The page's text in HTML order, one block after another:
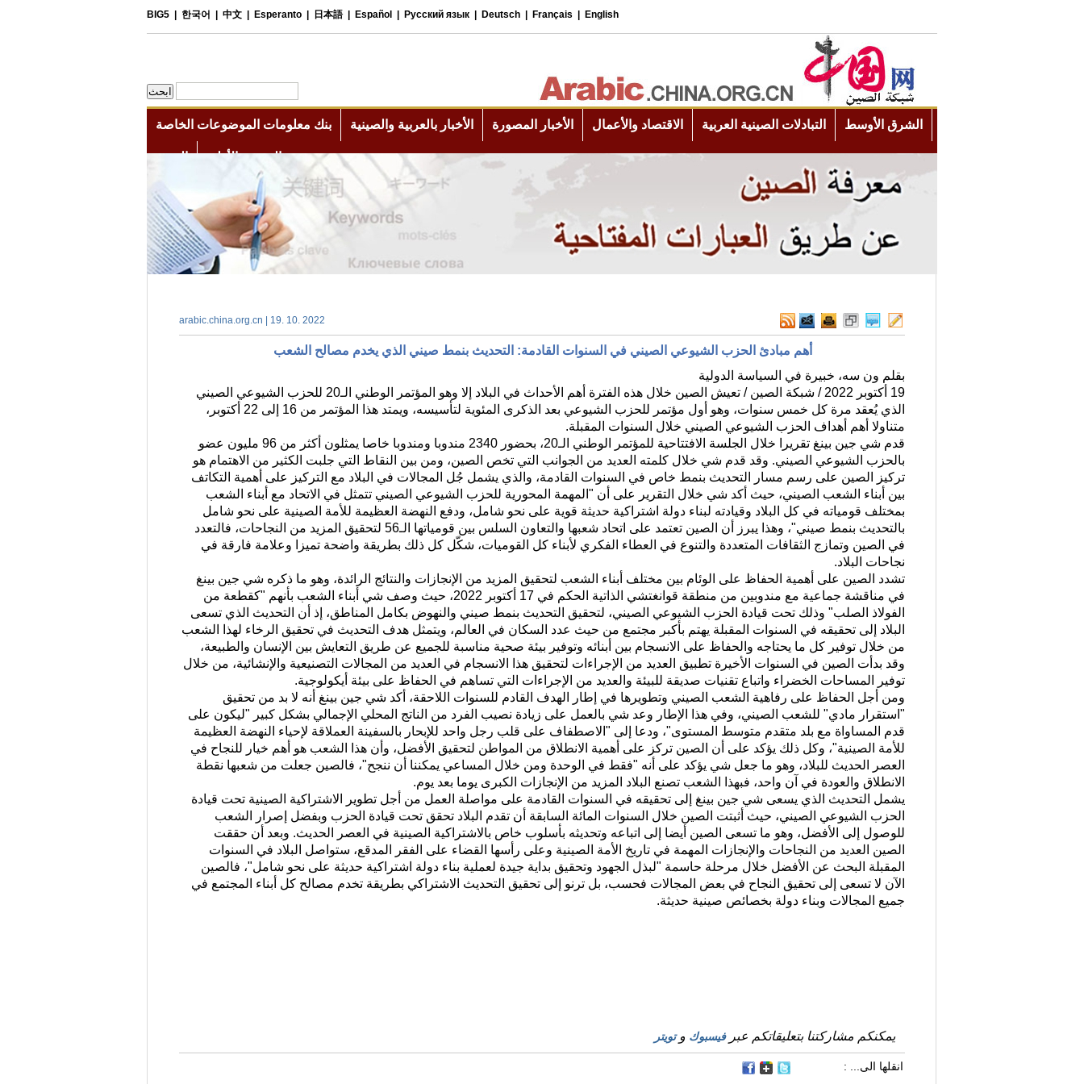
arabic.china.org.cn | 19. 10. 2022
أهم مبادئ الحزب الشيوعي الصيني في السنوات القادمة: التحديث بنمط صيني الذي يخدم مصالح الشعب
بقلم ون سه، خبيرة في السياسة الدولية
19 أكتوبر 2022 / شبكة الصين / تعيش الصين خلال هذه الفترة أهم الأحداث في البلاد إلا وهو المؤتمر الوطني الـ20 للحزب الشيوعي الصيني
الذي يُعقد مرة كل خمس سنوات، وهو أول مؤتمر للحزب الشيوعي بعد الذكرى المئوية لتأسيسه، ويمتد هذا المؤتمر من 16 إلى 22 أكتوبر،
متناولا أهم أهداف الحزب الشيوعي الصيني خلال السنوات المقبلة.
قدم شي جين بينغ تقريرا خلال الجلسة الافتتاحية للمؤتمر الوطني الـ20، بحضور 2340 مندوبا ومندوبا خاصا يمثلون أكثر من 96 مليون عضو
بالحزب الشيوعي الصيني. وقد قدم شي خلال كلمته العديد من الجوانب التي تخص الصين، ومن بين النقاط التي جلبت الكثير من الاهتمام هو
تركيز الصين على رسم مسار التحديث بنمط خاص في السنوات القادمة، والذي يشمل جُل المجالات في البلاد مع التركيز على أهمية التكاتف
بين أبناء الشعب الصيني، حيث أكد شي خلال التقرير على أن "المهمة المحورية للحزب الشيوعي الصيني تتمثل في الاتحاد مع أبناء الشعب
بمختلف قومياته في كل البلاد وقيادته لبناء دولة اشتراكية حديثة قوية على نحو شامل، ودفع النهضة العظيمة للأمة الصينية على نحو شامل
بالتحديث بنمط صيني"، وهذا يبرز أن الصين تعتمد على اتحاد شعبها والتعاون السلس بين قومياتها الـ56 لتحقيق المزيد من النجاحات، فالتعدد
في الصين وتمازج الثقافات المتعددة والتنوع في العطاء الفكري لأبناء كل القوميات، شكّل كل ذلك بطريقة واضحة تميزا وعلامة فارقة في
نجاحات البلاد.
تشدد الصين على أهمية الحفاظ على الوئام بين مختلف أبناء الشعب لتحقيق المزيد من الإنجازات والنتائج الرائدة، وهو ما ذكره شي جين بينغ
في مناقشة جماعية مع مندوبين من منطقة قوانغتشي الذاتية الحكم في 17 أكتوبر 2022، حيث وصف شي أبناء الشعب بأنهم "كقطعة من
الفولاذ الصلب" وذلك تحت قيادة الحزب الشيوعي الصيني، لتحقيق التحديث بنمط صيني والنهوض بكامل المناطق، إذ أن التحديث الذي تسعى
البلاد إلى تحقيقه في السنوات المقبلة يهتم بأكبر مجتمع من حيث عدد السكان في العالم، ويتمثل هدف التحديث في تحقيق الرخاء لهذا الشعب
من خلال توفير كل ما يحتاجه والحفاظ على الانسجام بين أبنائه وتوفير بيئة صحية مناسبة للجميع عن طريق التعايش بين الإنسان والطبيعة،
وقد بدأت الصين في السنوات الأخيرة تطبيق العديد من الإجراءات لتحقيق هذا الانسجام في العديد من المجالات التصنيعية والإنشائية، من خلال
توفير المساحات الخضراء واتباع تقنيات صديقة للبيئة والعديد من الإجراءات التي تساهم في الحفاظ على بيئة أيكولوجية.
ومن أجل الحفاظ على رفاهية الشعب الصيني وتطويرها في إطار الهدف القادم للسنوات اللاحقة، أكد شي جين بينغ أنه لا بد من تحقيق
"استقرار مادي" للشعب الصيني، وفي هذا الإطار وعد شي بالعمل على زيادة نصيب الفرد من الناتج المحلي الإجمالي بشكل كبير "ليكون على
قدم المساواة مع بلد متقدم متوسط المستوى"، ودعا إلى "الاصطفاف على قلب رجل واحد للإبحار بالسفينة العملاقة لإحياء النهضة العظيمة
للأمة الصينية"، وكل ذلك يؤكد على أن الصين تركز على أهمية الانطلاق من المواطن لتحقيق الأفضل، وأن هذا الشعب هو أهم خيار للنجاح في
العصر الحديث للبلاد، وهو ما جعل شي يؤكد على أنه "فقط في الوحدة ومن خلال المساعي يمكننا أن ننجح"، فالصين جعلت من شعبها نقطة
الانطلاق والعودة في آن واحد، فبهذا الشعب تصنع البلاد المزيد من الإنجازات الكبرى يوما بعد يوم.
يشمل التحديث الذي يسعى شي جين بينغ إلى تحقيقه في السنوات القادمة على مواصلة العمل من أجل تطوير الاشتراكية الصينية تحت قيادة
الحزب الشيوعي الصيني، حيث أثبتت الصين خلال السنوات المائة السابقة أن تقدم البلاد تحقق تحت قيادة الحزب وبفضل إصرار الشعب
للوصول إلى الأفضل، وهو ما تسعى الصين أيضا إلى اتباعه وتحديثه بأسلوب خاص بالاشتراكية الصينية في العصر الحديث. وبعد أن حققت
الصين العديد من النجاحات والإنجازات المهمة في تاريخ الأمة الصينية وعلى رأسها القضاء على الفقر المدقع، ستواصل البلاد في السنوات
المقبلة البحث عن الأفضل خلال مرحلة حاسمة "لبذل الجهود وتحقيق بداية جيدة لعملية بناء دولة اشتراكية حديثة على نحو شامل"، فالصين
الآن لا تسعى إلى تحقيق النجاح في بعض المجالات فحسب، بل ترنو إلى تحقيق التحديث الاشتراكي بطريقة تخدم مصالح كل أبناء المجتمع في
جميع المجالات وبناء دولة بخصائص صينية حديثة.
يمكنكم مشاركتنا بتعليقاتكم عبرفيسبوك وتويتر
انقلها الى... :